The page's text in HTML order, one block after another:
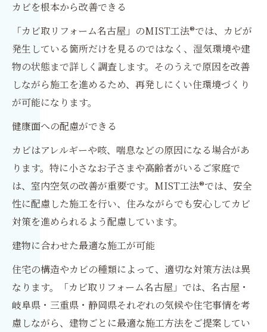
カビを根本から改善できる
「カビ取リフォーム名古屋」のMIST工法®では、カビが
発生している箇所だけを見るのではなく、湿気環境や建
物の状態まで詳しく調査します。そのうえで原因を改善
しながら施工を進めるため、再発しにくい住環境づくり
が可能になります。
健康面への配慮ができる
カビはアレルギーや咳、喘息などの原因になる場合があ
ります。特に小さなお子さまや高齢者がいるご家庭で
は、室内空気の改善が重要です。MIST工法®では、安全
性に配慮した施工を行い、住みながらでも安心してカビ
対策を進められるよう配慮しています。
建物に合わせた最適な施工が可能
住宅の構造やカビの種類によって、適切な対策方法は異
なります。「カビ取リフォーム名古屋」では、名古屋・
岐阜県・三重県・静岡県それぞれの気候や住宅事情を考
慮しながら、建物ごとに最適な施工方法をご提案してい